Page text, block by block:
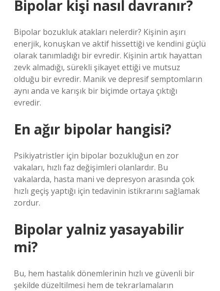
Bipolar kişi nasıl davranır?
Bipolar bozukluk atakları nelerdir? Kişinin aşırı
enerjik, konuşkan ve aktif hissettiği ve kendini güçlü
olarak tanımladığı bir evredir. Kişinin artık hayattan
zevk almadığı, sürekli şikayet ettiği ve mutsuz
olduğu bir evredir. Manik ve depresif semptomların
aynı anda ve karışık bir biçimde ortaya çıktığı
evredir.
En ağır bipolar hangisi?
Psikiyatristler için bipolar bozukluğun en zor
vakaları, hızlı faz değişimleri olanlardır. Bu
vakalarda, hasta mani ve depresyon arasında çok
hızlı geçiş yaptığı için tedavinin istikrarını sağlamak
zordur.
Bipolar yalniz yasayabilir
mi?
Bu, hem hastalık dönemlerinin hızlı ve güvenli bir
şekilde düzeltilmesi hem de tekrarlamaların